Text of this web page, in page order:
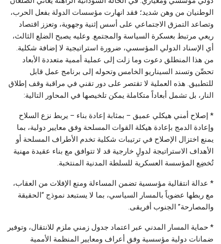
الوطنيان من وهن شديد؛ فقد انهارت مؤسسات الدولة بفعل الحرب،
وتصاعد التمزق الاجتماعي على أسس إثنية وجهوية، وتعزز اقتصاد
ريعي مرتبط بعسكرة السياسة والمجتمع. وعليه يصبح الضلع الثالث،
أي الإسناد الدولي المؤسسي، ضرورة استراتيجية لا إضافة شكلية.
من هذا المنطلق دعوت وما زلت إلى عملية أممية متعددة الأبعاد
تحصِّن وتسند السيناريو الخامس وتحوله إلى برنامج عمل قابل
للتطبيق. هذه العملية لا تقتصر على دور تقني في مراقبة وقف إطلاق
النار، بل تشمل أبعاداً متكاملة يمكن تلخيصها في المحاور التالية:
* إصلاح أمني هيكلي عميق – بمثابة إعادة بناء – يربط نزع السلاح
وإعادة الدمج بإعادة هيكلة القوات المسلحة وفق معايير دولية، بما
يمنع اختزال الإصلاح في ترتيبات شكلية تخدم الأطراف المسلحة أو
الأهداف الاستراتيجة لدولٍ خارجية قد لا تتوافق مع بناء عقيدة مهنية
تُخضِع المؤسسة العسكرية للسلطة المدنية المنتخبة.
* عدالة انتقالية مؤسسية تضمن المساءلة ومنع الإفلات من العقاب،
مع ربطها عضوياً بالمسار السياسي، بما لا يستبعد نموذج “الحقيقة
والمصارحة” الجنوب أفريقى.
* حماية المسار المدني عبر اعتماد جدول زمني ملزم للانتقال، وتوفير
ضمانات دولية مؤسسية وفق أعراف ومعايير المنظمة الأممية